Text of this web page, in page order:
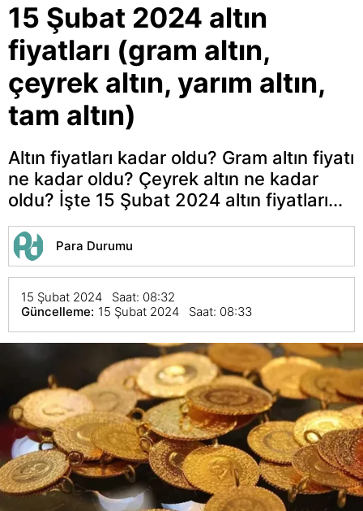
15 Şubat 2024 altın
fiyatları (gram altın,
çeyrek altın, yarım altın,
tam altın)
Altın fiyatları kadar oldu? Gram altın fiyatı
ne kadar oldu? Çeyrek altın ne kadar
oldu? İşte 15 Şubat 2024 altın fiyatları...
Para Durumu
15 Şubat 2024 Saat: 08:32
Güncelleme: 15 Şubat 2024 Saat: 08:33